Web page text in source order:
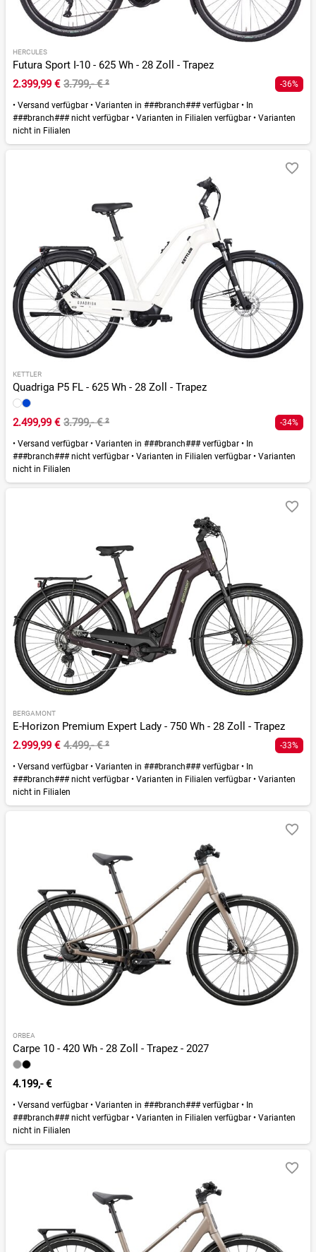
HERCULES
Futura Sport I-10 - 625 Wh - 28 Zoll - Trapez
2.399,99 € 3.799,- €² -36%
• Versand verfügbar • Varianten in ###branch### verfügbar • In
###branch### nicht verfügbar • Varianten in Filialen verfügbar • Varianten
nicht in Filialen
KETTLER
Quadriga P5 FL - 625 Wh - 28 Zoll - Trapez
2.499,99 € 3.799,- €² -34%
• Versand verfügbar • Varianten in ###branch### verfügbar • In
###branch### nicht verfügbar • Varianten in Filialen verfügbar • Varianten
nicht in Filialen
BERGAMONT
E-Horizon Premium Expert Lady - 750 Wh - 28 Zoll - Trapez
2.999,99 € 4.499,- €² -33%
• Versand verfügbar • Varianten in ###branch### verfügbar • In
###branch### nicht verfügbar • Varianten in Filialen verfügbar • Varianten
nicht in Filialen
ORBEA
Carpe 10 - 420 Wh - 28 Zoll - Trapez - 2027
4.199,- €
• Versand verfügbar • Varianten in ###branch### verfügbar • In
###branch### nicht verfügbar • Varianten in Filialen verfügbar • Varianten
nicht in Filialen